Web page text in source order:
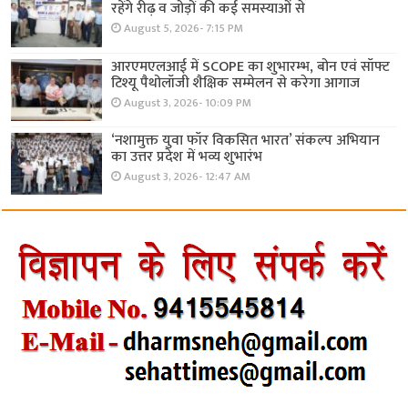
रहेंगे रीढ़ व जोड़ों की कई समस्याओं से
August 5, 2026- 7:15 PM
आरएमएलआई में SCOPE का शुभारम्भ, बोन एवं सॉफ्ट
टिश्यू पैथोलॉजी शैक्षिक सम्मेलन से करेगा आगाज
August 3, 2026- 10:09 PM
‘नशामुक्त युवा फॉर विकसित भारत’ संकल्प अभियान
का उत्तर प्रदेश में भव्य शुभारंभ
August 3, 2026- 12:47 AM